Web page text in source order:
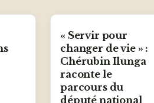
« Servir pour
changer de vie » :
Chérubin Ilunga
raconte le
parcours du
député national